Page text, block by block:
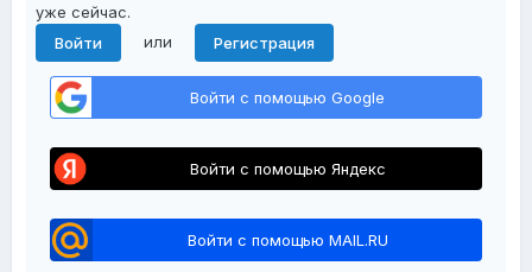
уже сейчас.
Войти
или Регистрация
Войти с помощью Google
Войти с помощью Яндекс
Войти с помощью MAIL.RU